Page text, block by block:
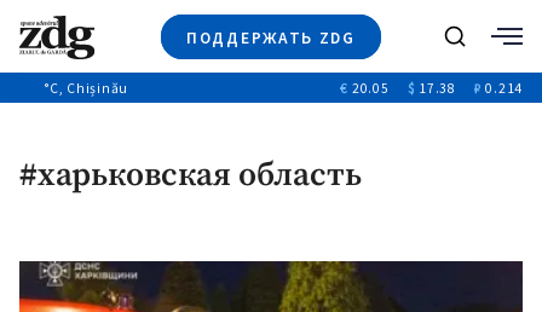
ПОДДЕРЖАТЬ ZDG
Новости
Поиск
°C, Chișinău € 20.05 $ 17.38 ₽ 0.214
#харьковская область